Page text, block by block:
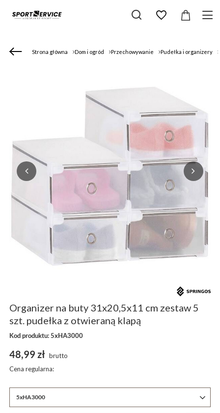
Strona główna Dom i ogród Przechowywanie Pudełka i organizery
Organizer na buty 31x20,5x11 cm zestaw 5
szt. pudełka z otwieraną klapą
Kod produktu: 5xHA3000
5xHA3000
48,99 zł brutto
Cena regularna: